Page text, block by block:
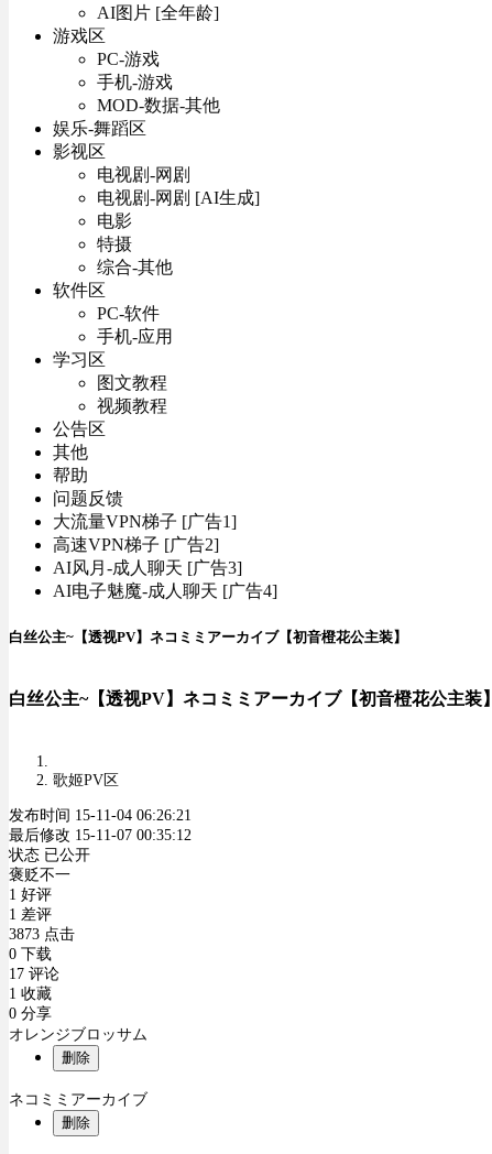
AI图片 [全年龄]
游戏区
PC-游戏
手机-游戏
MOD-数据-其他
娱乐-舞蹈区
影视区
电视剧-网剧
电视剧-网剧 [AI生成]
电影
特摄
综合-其他
软件区
PC-软件
手机-应用
学习区
图文教程
视频教程
公告区
其他
帮助
问题反馈
大流量VPN梯子 [广告1]
高速VPN梯子 [广告2]
AI风月-成人聊天 [广告3]
AI电子魅魔-成人聊天 [广告4]
白丝公主~【透视PV】ネコミミアーカイブ【初音橙花公主装】
白丝公主~【透视PV】ネコミミアーカイブ【初音橙花公主装】
歌姬PV区
发布时间 15-11-04 06:26:21
最后修改 15-11-07 00:35:12
状态 已公开
褒贬不一
1 好评
1 差评
3873 点击
0 下载
17 评论
1 收藏
0 分享
オレンジブロッサム
删除
ネコミミアーカイブ
删除